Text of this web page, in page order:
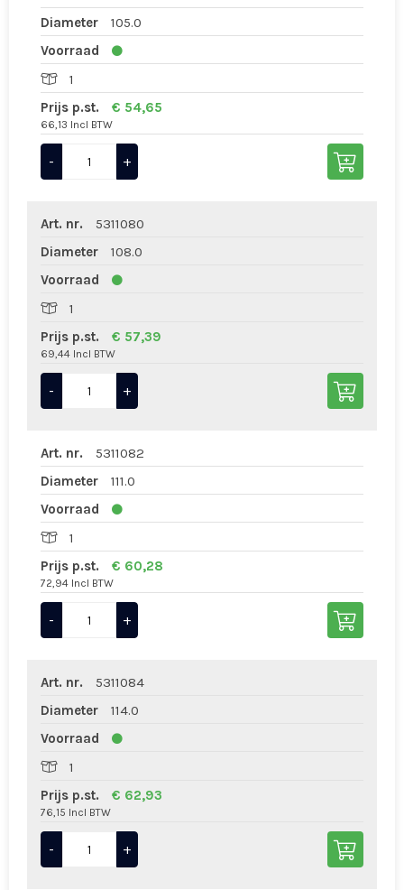
Diameter
105.0
Voorraad
1
Prijs p.st.
€ 54,65
66,13 Incl BTW
- +
Art. nr.
5311080
Diameter
108.0
Voorraad
1
Prijs p.st.
€ 57,39
69,44 Incl BTW
- +
Art. nr.
5311082
Diameter
111.0
Voorraad
1
Prijs p.st.
€ 60,28
72,94 Incl BTW
- +
Art. nr.
5311084
Diameter
114.0
Voorraad
1
Prijs p.st.
€ 62,93
76,15 Incl BTW
- +